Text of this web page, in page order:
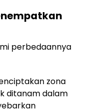
perbedaannya
zona
ditanam dalam